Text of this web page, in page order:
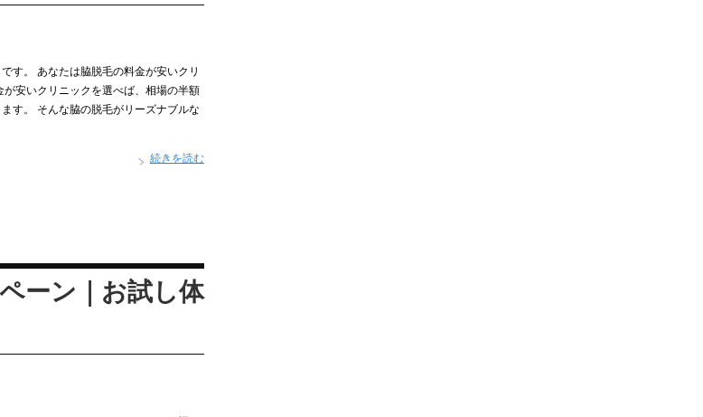
す。 あなたは脇脱毛の料金が安いクリ
安いクリニックを選べば、相場の半額
す。 そんな脇の脱毛がリーズナブルな
続きを読む
ーン｜お試し体